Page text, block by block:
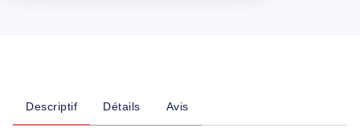
Descriptif Détails Avis